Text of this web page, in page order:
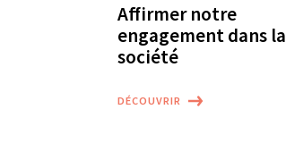
Affirmer notre
engagement dans la
société
DÉCOUVRIR